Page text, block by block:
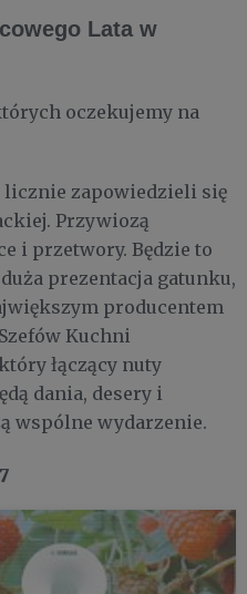
Lata w
oczekujemy na
licznie zapowiedzieli się
Przywiozą
i przetwory. Będzie to
prezentacja gatunku,
producentem
Kuchni
łączący nuty
dania, desery i
wspólne wydarzenie.